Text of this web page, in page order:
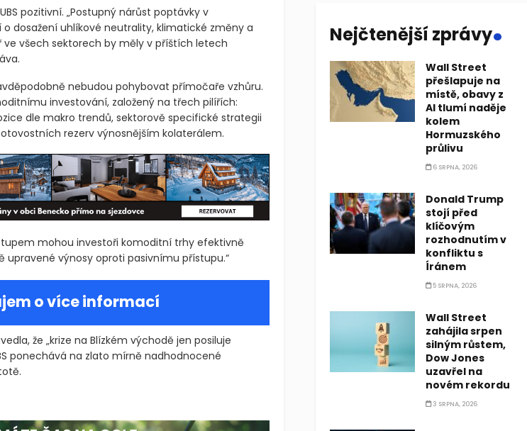
pozitivní. „Postupný nárůst poptávky v
dosažení uhlíkové neutrality, klimatické změny a
všech sektorech by měly v příštích letech
nebudou pohybovat přímočaře vzhůru.
investování, založený na třech pilířích:
dle makro trendů, sektorově specifické strategii
rezerv výnosnějším kolaterálem.
mohou investoři komoditní trhy efektivně
upravené výnosy oproti pasivnímu přístupu.“
o více informací
že „krize na Blízkém východě jen posiluje
ponechává na zlato mírně nadhodnocené
výhled pro komodity, ale nadále zůstává konstruktivní v dlouhodobém horizontu. Ve své nejnovější
výhled pro komodity, ale nadále zůstává konstruktivní v dlouhodobém horizontu. Ve své nejnovější
Nejčtenější zprávy.
Wall Street
přešlapuje na
místě, obavy z
AI tlumí naděje
kolem
Hormuzského
průlivu
6 SRPNA, 2026
Donald Trump
stojí před
klíčovým
rozhodnutím v
konfliktu s
Íránem
5 SRPNA, 2026
Wall Street
zahájila srpen
silným růstem,
Dow Jones
uzavřel na
novém rekordu
3 SRPNA, 2026